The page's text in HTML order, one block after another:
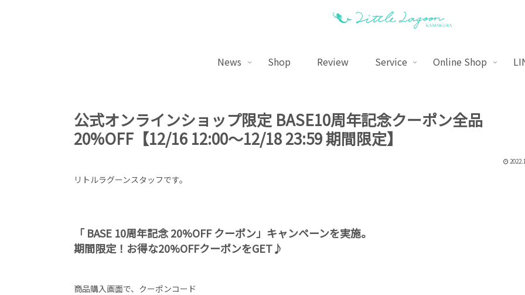
News Shop Review Service Online Shop
公式オンラインショップ限定 BASE10周年記念クーポン全品
20%OFF【12/16 12:00～12/18 23:59 期間限定】
リトルラグーンスタッフです。
「 BASE 10周年記念 20%OFF クーポン」キャンペーンを実施。
期間限定！お得な20%OFFクーポンをGET♪
商品購入画面で、クーポンコード